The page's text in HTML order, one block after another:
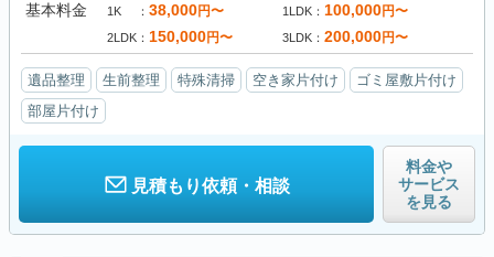
基本料金 1K 38,000円〜 1LDK 100,000円〜
2LDK 150,000円〜 3LDK 200,000円〜
遺品整理 生前整理 特殊清掃 空き家片付け
ゴミ屋敷片付け
部屋片付け
見積もり依頼・相談
料金や
サービス
を見る